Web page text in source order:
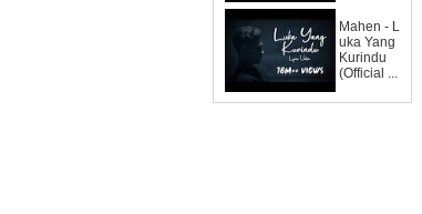
Mahen - L
uka Yang
Kurindu
(Official ...